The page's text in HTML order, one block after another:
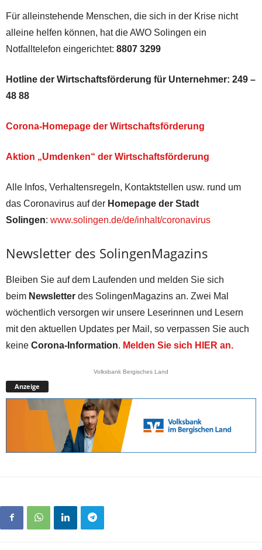
Für alleinstehende Menschen, die sich in der Krise nicht
alleine helfen können, hat die AWO Solingen ein
Notfalltelefon eingerichtet: 8807 3299
Hotline der Wirtschaftsförderung für Unternehmer: 249 –
48 88
Corona-Homepage der Wirtschaftsförderung
Aktion „Umdenken“ der Wirtschaftsförderung
Alle Infos, Verhaltensregeln, Kontaktstellen usw. rund um
das Coronavirus auf der Homepage der Stadt
Solingen: www.solingen.de/de/inhalt/coronavirus
Newsletter des SolingenMagazins
Bleiben Sie auf dem Laufenden und melden Sie sich
beim Newsletter des SolingenMagazins an. Zwei Mal
wöchentlich versorgen wir unsere Leserinnen und Lesern
mit den aktuellen Updates per Mail, so verpassen Sie auch
keine Corona-Information. Melden Sie sich HIER an.
Volksbank Bergisches Land
Anzeige